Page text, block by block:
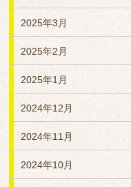
2025年3月
2025年2月
2025年1月
2024年12月
2024年11月
2024年10月